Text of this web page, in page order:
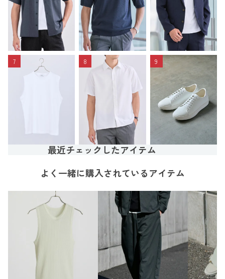
7 8 9
最近チェックしたアイテム
よく一緒に購入されているアイテム